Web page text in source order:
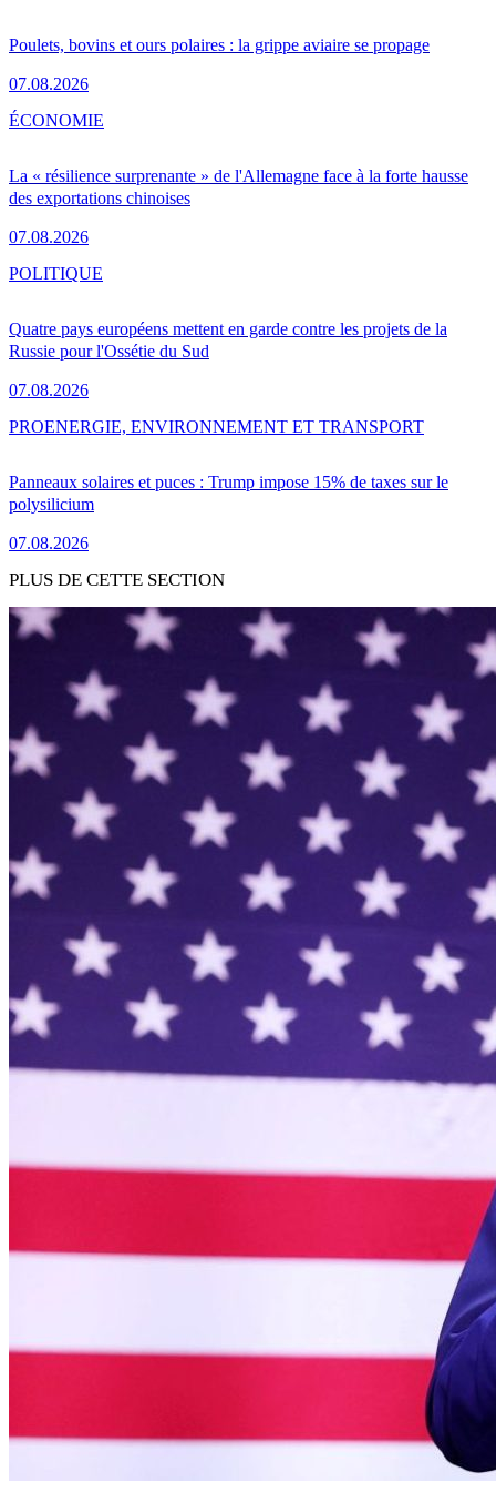
Poulets, bovins et ours polaires : la grippe aviaire se propage
07.08.2026
La « résilience surprenante » de l'Allemagne face à la forte hausse
des exportations chinoises
07.08.2026
ÉCONOMIE
Quatre pays européens mettent en garde contre les projets de la
Russie pour l'Ossétie du Sud
07.08.2026
POLITIQUE
Panneaux solaires et puces : Trump impose 15% de taxes sur le
polysilicium
07.08.2026
PROENERGIE, ENVIRONNEMENT ET TRANSPORT
PLUS DE CETTE SECTION